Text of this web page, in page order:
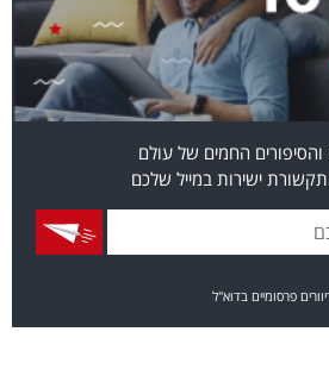
והסיפורים החמים של עולם
ישירות במייל שלכם
פרסומיים בדוא"ל